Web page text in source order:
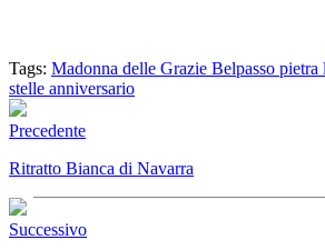
Tags: Madonna delle Grazie Belpasso pietra
stelle anniversario
Precedente
Ritratto Bianca di Navarra
Successivo